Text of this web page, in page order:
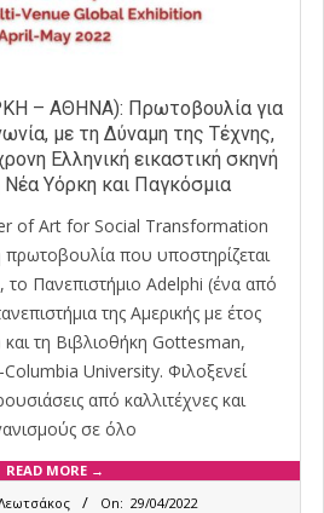
– ΑΘΗΝΑ): Πρωτοβουλία για
με τη Δύναμη της Τέχνης,
Ελληνική εικαστική σκηνή
Νέα Υόρκη και Παγκόσμια
of Art for Social Transformation
πρωτοβουλία που υποστηρίζεται
Πανεπιστήμιο Adelphi (ένα από
της Αμερικής με έτος
τη Βιβλιοθήκη Gottesman,
University. Φιλοξενεί
από καλλιτέχνες και
σε όλο
READ MORE →
On: 29/04/2022